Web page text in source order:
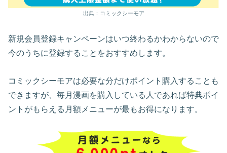
出典：コミックシーモア
新規会員登録キャンペーンはいつ終わるかわからないので
今のうちに登録することをおすすめします。
コミックシーモアは必要な分だけポイント購入することも
できますが、毎月漫画を購入している人であれば特典ポイ
ントがもらえる月額メニューが最もお得になります。